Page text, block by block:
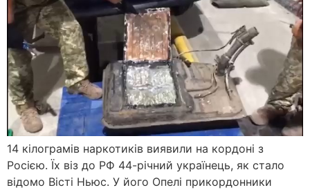
14 кілограмів наркотиків виявили на кордоні з
Росією. Їх віз до РФ 44-річний українець, як стало
відомо Вісті Ньюс. У його Опелі прикордонники